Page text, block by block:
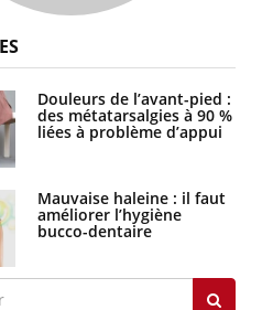
Douleurs de l’avant-pied :
des métatarsalgies à 90 %
liées à problème d’appui
Mauvaise haleine : il faut
améliorer l’hygiène
bucco-dentaire